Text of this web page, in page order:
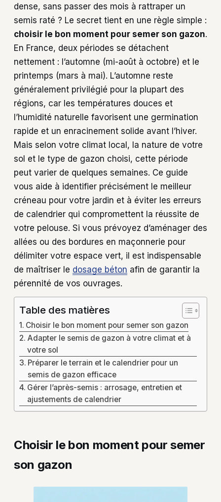
dense, sans passer des mois à rattraper un
semis raté ? Le secret tient en une règle simple :
choisir le bon moment pour semer son gazon.
En France, deux périodes se détachent
nettement : l’automne (mi-août à octobre) et le
printemps (mars à mai). L’automne reste
généralement privilégié pour la plupart des
régions, car les températures douces et
l’humidité naturelle favorisent une germination
rapide et un enracinement solide avant l’hiver.
Mais selon votre climat local, la nature de votre
sol et le type de gazon choisi, cette période
peut varier de quelques semaines. Ce guide
vous aide à identifier précisément le meilleur
créneau pour votre jardin et à éviter les erreurs
de calendrier qui compromettent la réussite de
votre pelouse. Si vous prévoyez d’aménager des
allées ou des bordures en maçonnerie pour
délimiter votre espace vert, il est indispensable
de maîtriser le dosage béton afin de garantir la
pérennité de vos ouvrages.
Table des matières
Choisir le bon moment pour semer son gazon
Adapter le semis de gazon à votre climat et à
votre sol
Préparer le terrain et le calendrier pour un
semis de gazon efficace
Gérer l’après-semis : arrosage, entretien et
ajustements de calendrier
Choisir le bon moment pour semer
son gazon